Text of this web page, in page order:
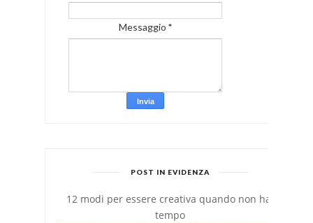
Messaggio *
POST IN EVIDENZA
12 modi per essere creativa quando non hai
tempo